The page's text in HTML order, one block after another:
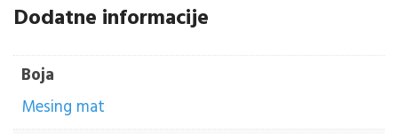
Dodatne informacije
Boja
Mesing mat